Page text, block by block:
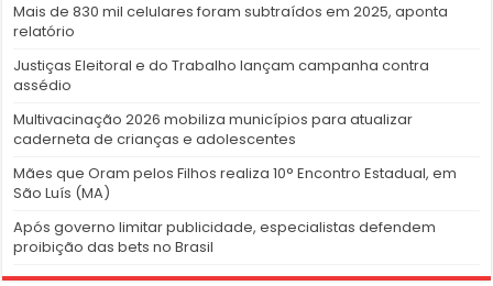
Mais de 830 mil celulares foram subtraídos em 2025, aponta
relatório
Justiças Eleitoral e do Trabalho lançam campanha contra
assédio
Multivacinação 2026 mobiliza municípios para atualizar
caderneta de crianças e adolescentes
Mães que Oram pelos Filhos realiza 10° Encontro Estadual, em
São Luís (MA)
Após governo limitar publicidade, especialistas defendem
proibição das bets no Brasil